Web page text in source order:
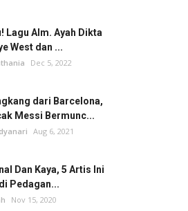
Lagu Alm. Ayah Dikta
West dan ...
Dec 5, 2022
dari Barcelona,
Messi Bermunc...
Aug 6, 2021
Dan Kaya, 5 Artis Ini
Pedagan...
Nov 15, 2020